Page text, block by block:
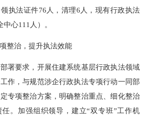
执法证件76人，清理6人，现有行政执法
心111人）。
整治，提升执法效能
署要求，开展住建系统基层行政执法领域
作，与规范涉企行政执法专项行动一同部
专项整治方案，明确整治重点、细化整治
。加强组织领导，建立“双专班”工作机